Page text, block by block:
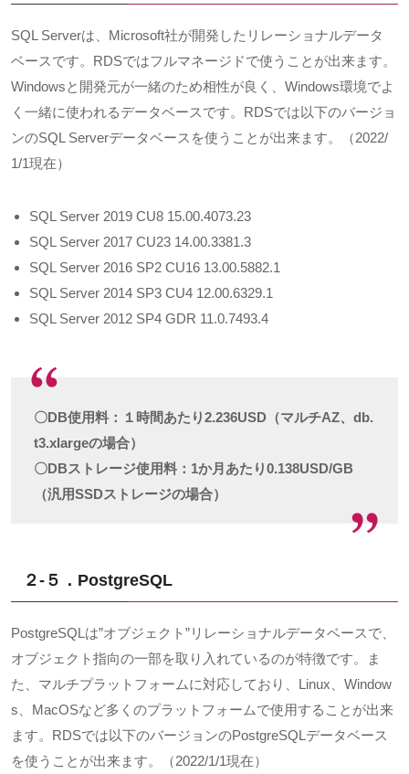
SQL Serverは、 Microsoft社が開発したリレーショナルデータ
ベースです。
RDSではフルマネージドで使うことが出来ます。
Windowsと開発元が一緒のため相性が良く、 Windows環境でよ
く一緒に使われるデータベースです。
RDSでは以下のバージョ
ンのSQL Serverデータベースを使うことが出来ます。（2022/
1/1現在）
SQL Server 2019 CU8 15.00.4073.23
SQL Server 2017 CU23 14.00.3381.3
SQL Server 2016 SP2 CU16 13.00.5882.1
SQL Server 2014 SP3 CU4 12.00.6329.1
SQL Server 2012 SP4 GDR 11.0.7493.4
〇DB使用料：１時間あたり2.236USD（マルチAZ、db.
t3.xlargeの場合）
〇DBストレージ使用料：1か月あたり0.138USD/GB
（汎用SSDストレージの場合）
２-５．PostgreSQL
PostgreSQLは”オブジェクト ”リレーショナルデータベースで、
オブジェクト指向の一部を取り入れているのが特徴です。ま
た、マルチプラットフォームに対応しており、
Linux、 Window
s、 MacOSなど多くのプラットフォームで使用することが出来
ます。
RDSでは以下のバージョンのPostgreSQLデータベース
を使うことが出来ます。（2022/1/1現在）